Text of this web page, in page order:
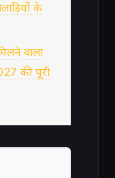
के
वाला
की पूरी